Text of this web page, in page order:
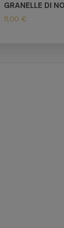
GRANELLE DI
11,00 €